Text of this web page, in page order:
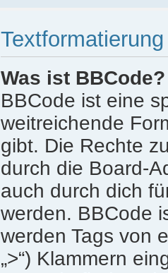
Was ist BBCode?
BBCode ist eine
weitreichende
gibt. Die Rechte
durch die Board-
auch durch dich
werden. BBCode
werden Tags von
„>“) Klammern